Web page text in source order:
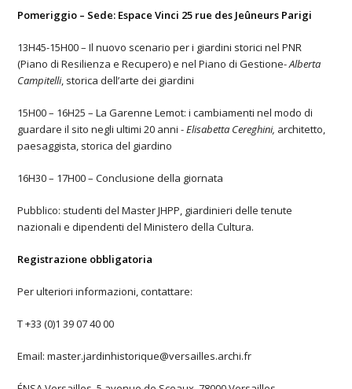
Pomeriggio – Sede: Espace Vinci 25 rue des Jeûneurs Parigi
13H45-15H00 – Il nuovo scenario per i giardini storici nel PNR
(Piano di Resilienza e Recupero) e nel Piano di Gestione-Alberta
Campitelli, storica dell’arte dei giardini
15H00 – 16H25 – La Garenne Lemot: i cambiamenti nel modo di
guardare il sito negli ultimi 20 anni -Elisabetta Cereghini, architetto,
paesaggista, storica del giardino
16H30 – 17H00 – Conclusione della giornata
Pubblico: studenti del Master JHPP, giardinieri delle tenute
nazionali e dipendenti del Ministero della Cultura.
Registrazione obbligatoria
Per ulteriori informazioni, contattare:
T +33 (0)1 39 07 40 00
Email: master.jardinhistorique@versailles.archi.fr